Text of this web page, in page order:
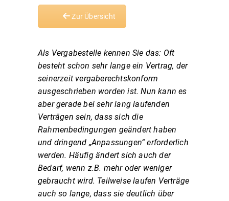
Zur Übersicht
Als Vergabestelle kennen Sie das: Oft
besteht schon sehr lange ein Vertrag, der
seinerzeit vergaberechtskonform
ausgeschrieben worden ist. Nun kann es
aber gerade bei sehr lang laufenden
Verträgen sein, dass sich die
Rahmenbedingungen geändert haben
und dringend „Anpassungen“ erforderlich
werden. Häufig ändert sich auch der
Bedarf, wenn z.B. mehr oder weniger
gebraucht wird. Teilweise laufen Verträge
auch so lange, dass sie deutlich über